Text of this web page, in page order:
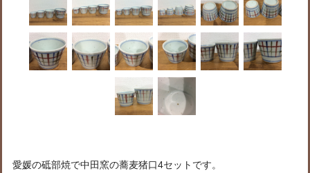
愛媛の砥部焼で中田窯の蕎麦猪口4セットです。